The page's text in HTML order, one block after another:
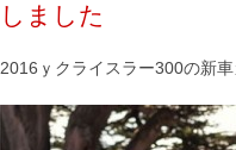
しました
2016ｙクライスラー300の新